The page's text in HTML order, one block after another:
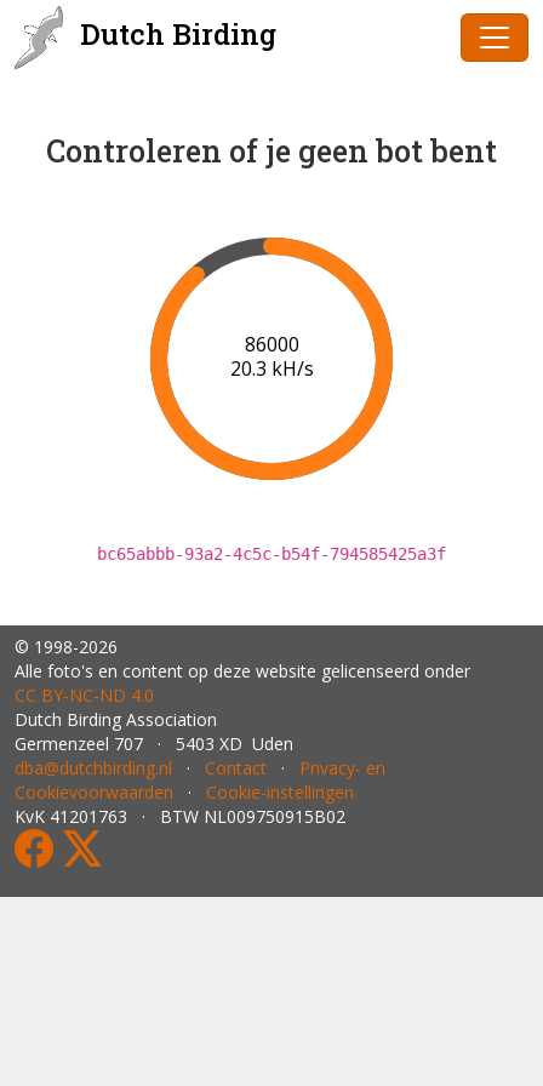
Dutch Birding
Controleren of je geen bot bent
86000
20.3 kH/s
bc65abbb-93a2-4c5c-b54f-794585425a3f
© 1998-2026
Alle foto's en content op deze website gelicenseerd onder
CC BY‑NC‑ND 4.0
Dutch Birding Association
Germenzeel 707 · 5403 XD Uden
dba@dutchbirding.nl · Contact · Privacy- en
Cookievoorwaarden · Cookie-instellingen
KvK 41201763 · BTW NL009750915B02